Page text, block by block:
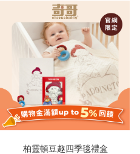
柏靈頓豆趣四季毯禮盒